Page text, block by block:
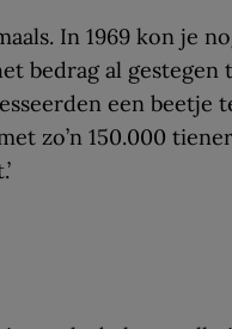
In 1969 kon je
bedrag al gestegen
een beetje
zo’n 150.000